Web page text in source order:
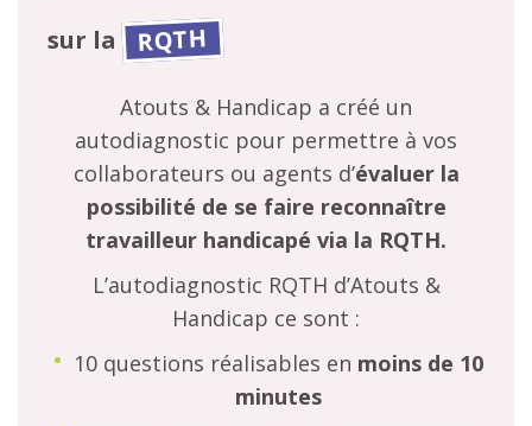
sur la RQTH
Atouts & Handicap a créé un
autodiagnostic pour permettre à vos
collaborateurs ou agents d’évaluer la
possibilité de se faire reconnaître
travailleur handicapé via la RQTH.
L’autodiagnostic RQTH d’Atouts &
Handicap ce sont :
10 questions réalisables en moins de 10
minutes